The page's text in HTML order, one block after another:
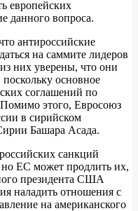
европейских
данного вопроса.
антироссийские
на саммите лидеров
них уверены, что они
основное
соглашений по
этого, Евросоюз
в сирийском
Башара Асада.
санкций
но ЕС может продлить их,
президента США
наладить отношения с
на американского